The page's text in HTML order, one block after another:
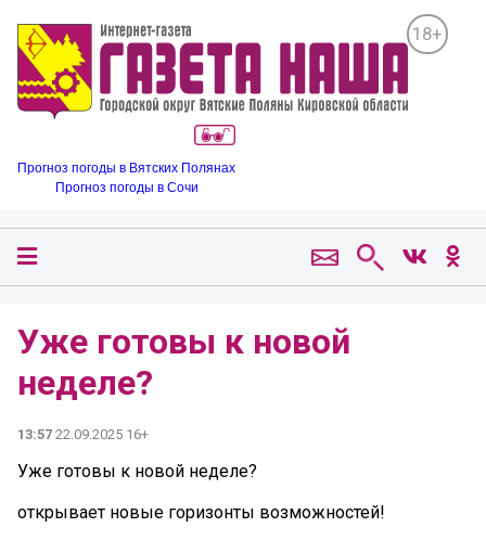
18+
Прогноз погоды в Вятских Полянах
Прогноз погоды в Сочи
Уже готовы к новой
неделе?
13:57 22.09.2025 16+
Уже готовы к новой неделе?
открывает новые горизонты возможностей!